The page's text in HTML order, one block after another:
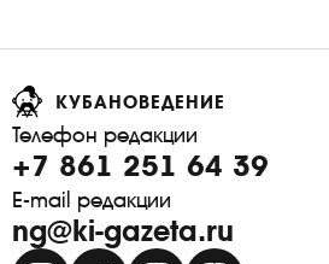
КУБАНОВЕДЕНИЕ
Телефон редакции
+7 861 251 64 39
E-mail редакции
ng@ki-gazeta.ru